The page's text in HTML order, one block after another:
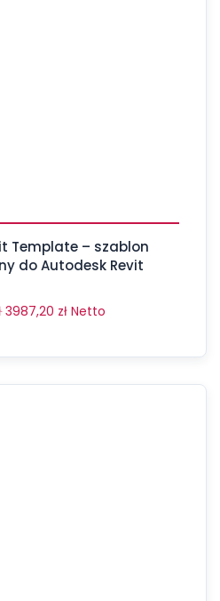
Template – szablon
do Autodesk Revit
3987,20 zł Netto